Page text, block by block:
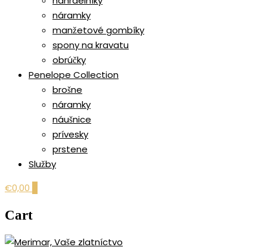
náramky
manžetové gombíky
spony na kravatu
obrúčky
Penelope Collection
brošne
náramky
náušnice
prívesky
prstene
Služby
€0,00
Cart